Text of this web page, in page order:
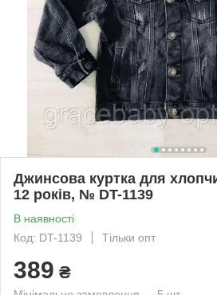
Джинсова куртка для
12 років, № DT-1139
В наявності
Код: DT-1139
Тільки опт
389 ₴